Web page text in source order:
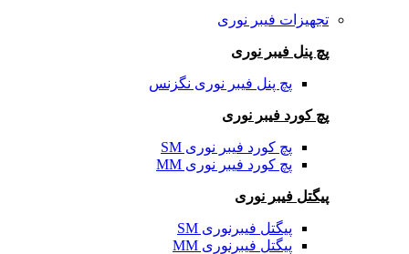
تجهیزات فیبر نوری
پچ پنل فیبر نوری
پچ پنل فیبر نوری نگزنس
پچ کورد فیبر نوری
پچ کورد فیبر نوری SM
پچ کورد فیبر نوری MM
پیگتل فیبر نوری
پیگتل فیبرنوری SM
پیگتل فیبرنوری MM